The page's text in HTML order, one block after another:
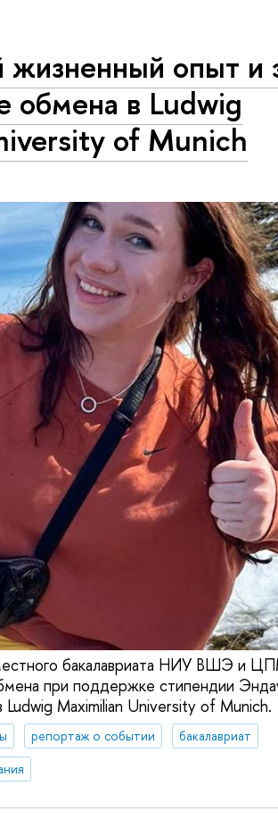
жизненный опыт и
обмена в Ludwig
of Munich
бакалавриата НИУ ВШЭ и
при поддержке стипендии
Maximilian University of Munich.
репортаж о событии
бакалавриат